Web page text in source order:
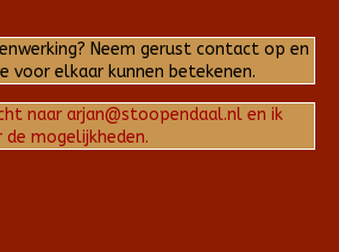
Neem gerust contact op en
voor elkaar kunnen betekenen.
naar arjan@stoopendaal.nl en ik
mogelijkheden.